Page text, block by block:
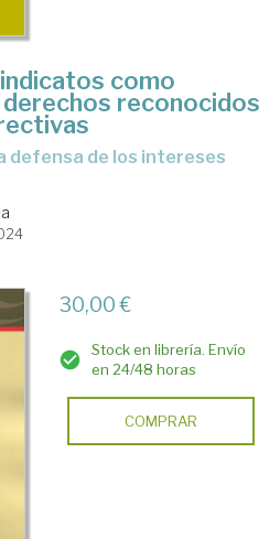
como
reconocidos
30,00 €
Stock en librería. Envío
en 24/48 horas
COMPRAR